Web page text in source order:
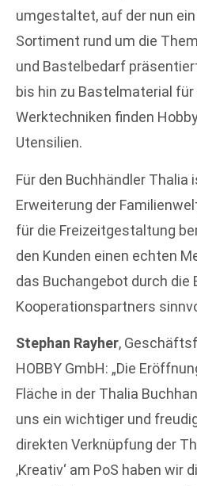
umgestaltet, auf der nun
Sortiment rund um die
und Bastelbedarf
bis hin zu Bastelmaterial für
Werktechniken finden
Utensilien.
Für den Buchhändler Thalia
Erweiterung der
für die Freizeitgestaltung
den Kunden einen echten
das Buchangebot durch die
Kooperationspartners
Stephan Rayher,
HOBBY GmbH: „Die
Fläche in der Thalia
uns ein wichtiger und
direkten Verknüpfung der
‚Kreativ‘ am PoS haben wir